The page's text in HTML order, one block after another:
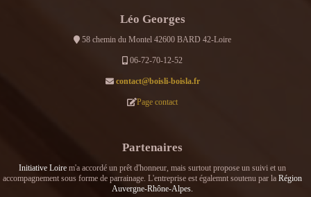
Léo Georges
58 chemin du Montel 42600 BARD 42-Loire
06-72-70-12-52
contact@boisli-boisla.fr
Page contact
Partenaires
Initiative Loire m'a accordé un prêt d'honneur, mais surtout propose un suivi et un
accompagnement sous forme de parrainage. L'entreprise est égalemnt soutenu par laRégion
Auvergne-Rhône-Alpes.